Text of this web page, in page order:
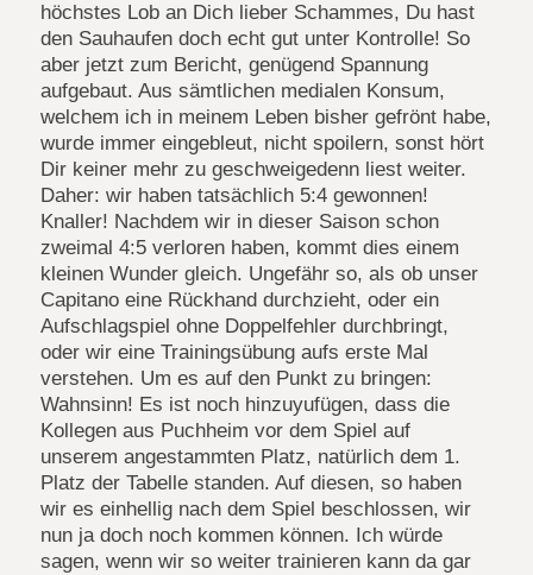
höchstes Lob an Dich lieber Schammes, Du hast
den Sauhaufen doch echt gut unter Kontrolle! So
aber jetzt zum Bericht, genügend Spannung
aufgebaut. Aus sämtlichen medialen Konsum,
welchem ich in meinem Leben bisher gefrönt habe,
wurde immer eingebleut, nicht spoilern, sonst hört
Dir keiner mehr zu geschweigedenn liest weiter.
Daher: wir haben tatsächlich 5:4 gewonnen!
Knaller! Nachdem wir in dieser Saison schon
zweimal 4:5 verloren haben, kommt dies einem
kleinen Wunder gleich. Ungefähr so, als ob unser
Capitano eine Rückhand durchzieht, oder ein
Aufschlagspiel ohne Doppelfehler durchbringt,
oder wir eine Trainingsübung aufs erste Mal
verstehen. Um es auf den Punkt zu bringen:
Wahnsinn! Es ist noch hinzuyufügen, dass die
Kollegen aus Puchheim vor dem Spiel auf
unserem angestammten Platz, natürlich dem 1.
Platz der Tabelle standen. Auf diesen, so haben
wir es einhellig nach dem Spiel beschlossen, wir
nun ja doch noch kommen können. Ich würde
sagen, wenn wir so weiter trainieren kann da gar